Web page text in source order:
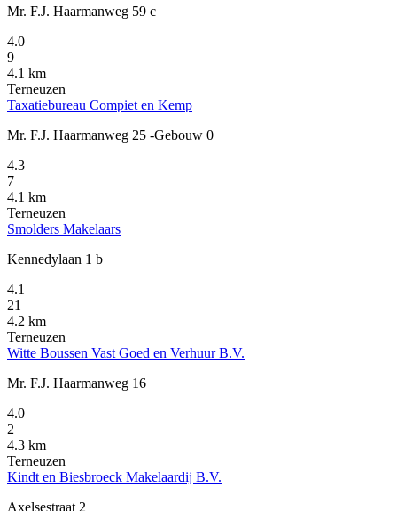
Mr. F.J. Haarmanweg 59 c
4.0
9
4.1 km
Terneuzen
Taxatiebureau Compiet en Kemp
Mr. F.J. Haarmanweg 25 -Gebouw 0
4.3
7
4.1 km
Terneuzen
Smolders Makelaars
Kennedylaan 1 b
4.1
21
4.2 km
Terneuzen
Witte Boussen Vast Goed en Verhuur B.V.
Mr. F.J. Haarmanweg 16
4.0
2
4.3 km
Terneuzen
Kindt en Biesbroeck Makelaardij B.V.
Axelsestraat 2